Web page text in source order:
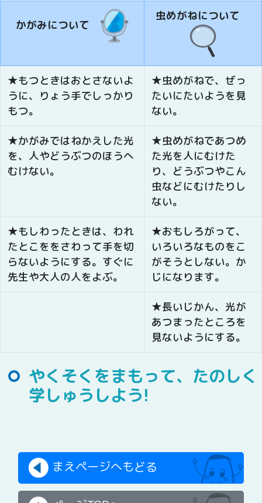
かがみについて
虫めがねについて
★もつときはおとさないよ
うに、りょう手でしっかり
もつ。
★虫めがねで、ぜっ
たいにたいようを見
ない。
★かがみではねかえした光
を、人やどうぶつのほうへ
むけない。
★虫めがねであつめ
た光を人にむけた
り、どうぶつやこん
虫などにむけたりし
ない。
★もしわったときは、われ
たとこををさわって手を切
らないようにする。すぐに
先生や大人の人をよぶ。
★おもしろがって、
いろいろなものをこ
がそうとしない。か
じになります。
★長いじかん、光が
あつまったところを
見ないようにする。
やくそくをまもって、たのしく
学しゅうしよう!
まえページへもどる